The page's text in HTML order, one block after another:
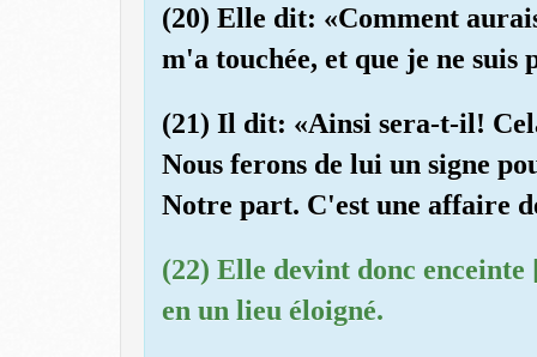
(20) Elle dit: «Comment
m'a touchée, et que je ne suis
(21) Il dit: «Ainsi sera-t-il!
Nous ferons de lui un signe
Notre part. C'est une affaire
(22) Elle devint donc
en un lieu éloigné.